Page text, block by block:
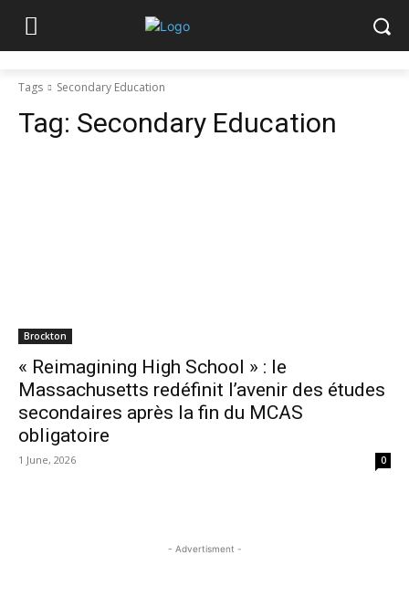
Tags Secondary Education
Tag: Secondary Education
Brockton
« Reimagining High School » : le
Massachusetts redéfinit l’avenir des études
secondaires après la fin du MCAS
obligatoire
1 June, 2026 0
- Advertisment -